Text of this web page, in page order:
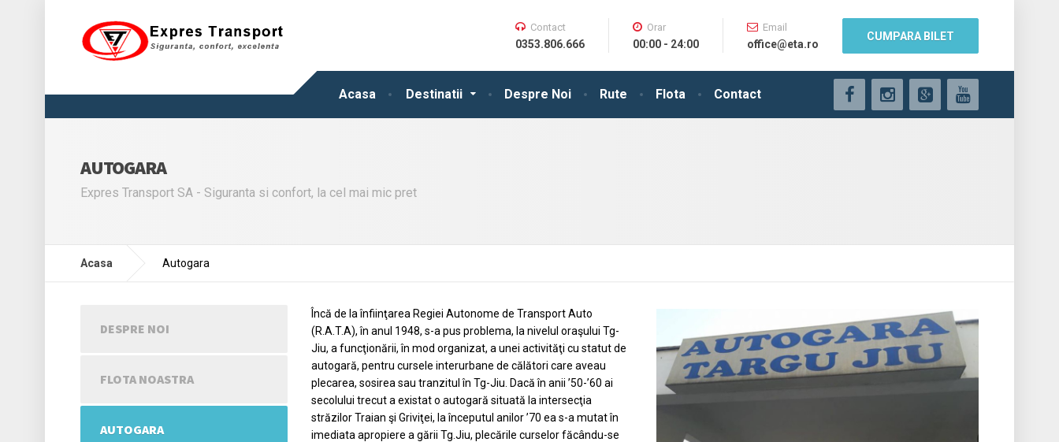
Acasa Destinatii Despre Noi Rute Flota Contact
Contact
0353.806.666
Orar
00:00 - 24:00
Email
office@eta.ro
CUMPARA BILET
AUTOGARA
Expres Transport SA - Siguranta si confort, la cel mai mic pret
Acasa Autogara
Încă de la înfiinţarea Regiei Autonome de Transport Auto
(R.A.T.A), în anul 1948, s-a pus problema, la nivelul oraşului Tg-
Jiu, a funcţionării, în mod organizat, a unei activităţi cu statut de
autogară, pentru cursele interurbane de călători care aveau
plecarea, sosirea sau tranzitul în Tg-Jiu. Dacă în anii ’50-’60 ai
secolului trecut a existat o autogară situată la intersecţia
străzilor Traian şi Griviţei, la începutul anilor ’70 ea s-a mutat în
imediata apropiere a gării Tg.Jiu, plecările curselor făcându-se
DESPRE NOI
FLOTA NOASTRA
AUTOGARA